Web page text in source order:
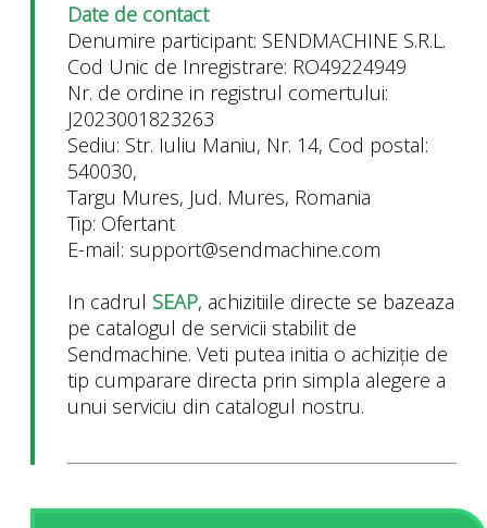
Date de contact
Denumire participant: SENDMACHINE S.R.L.
Cod Unic de Inregistrare: RO49224949
Nr. de ordine in registrul comertului:
J2023001823263
Sediu: Str. Iuliu Maniu, Nr. 14, Cod postal:
540030,
Targu Mures, Jud. Mures, Romania
Tip: Ofertant
E-mail: support@sendmachine.com
In cadrul SEAP, achizitiile directe se bazeaza
pe catalogul de servicii stabilit de
Sendmachine. Veti putea initia o achiziție de
tip cumparare directa prin simpla alegere a
unui serviciu din catalogul nostru.